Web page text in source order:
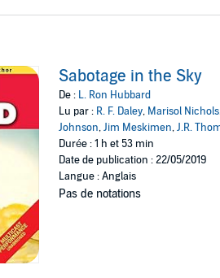
Sabotage in the Sky
De : L. Ron Hubbard
Lu par : R. F. Daley, Marisol Nichols
Johnson,Jim Meskimen,J.R.
Durée : 1 h et 53 min
Date de publication : 22/05/2019
Langue : Anglais
Pas de notations